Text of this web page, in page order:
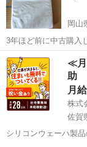
岡山
3年ほど前に中古購入
りますが希望される
ますのでおまけ程度で考えてくださ
60cm、厚み：3cm （
岡山 岡山市
≪月
助
月
株式
佐賀
シリコンウェーハ製